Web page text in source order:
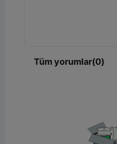
Tüm yorumlar(0)